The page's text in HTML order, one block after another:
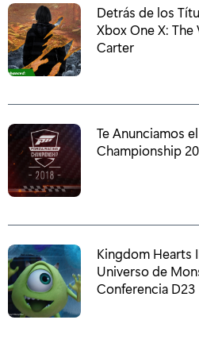
Detrás de los
Xbox One X: The
Carter
Te Anunciamos
Championship
Kingdom Hearts
Universo de
Conferencia D23